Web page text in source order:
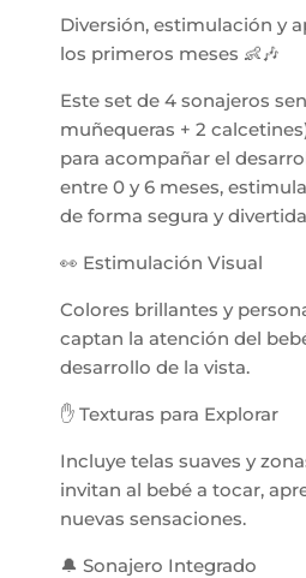
Diversión, estimulación y
los primeros meses 👶🎶
Este set de 4 sonajeros
muñequeras + 2
para acompañar el
entre 0 y 6 meses,
de forma segura y
👀 Estimulación Visual
Colores brillantes y
captan la atención del
desarrollo de la vista.
✋ Texturas para Explorar
Incluye telas suaves y
invitan al bebé a tocar,
nuevas sensaciones.
🔔 Sonajero Integrado